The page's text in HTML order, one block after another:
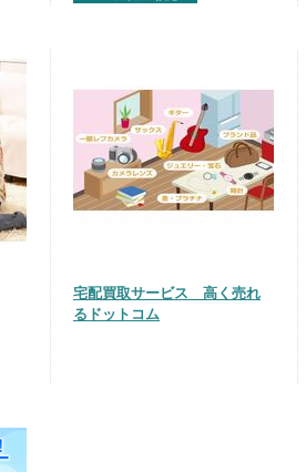
宅配買取サービス 高く売れ
るドットコム